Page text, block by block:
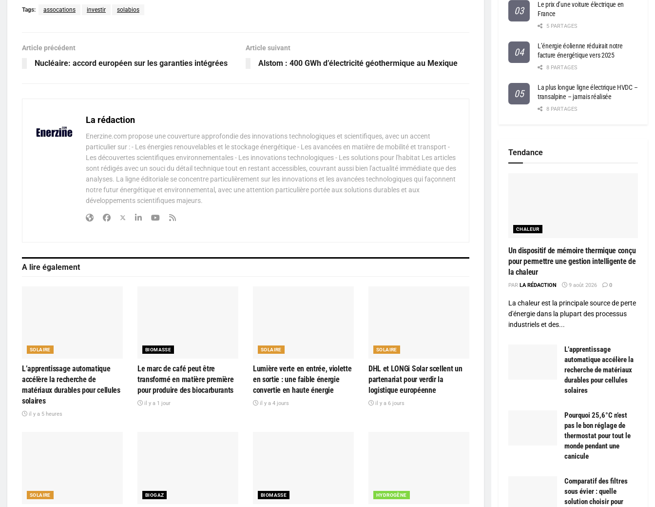
Tags: assocations investir solabios
Article précédent
Nucléaire: accord européen sur les garanties intégrées
Article suivant
Alstom : 400 GWh d’électricité géothermique au Mexique
La rédaction
Enerzine.com propose une couverture approfondie des innovations technologiques et scientifiques, avec un accent
particulier sur : - Les énergies renouvelables et le stockage énergétique - Les avancées en matière de mobilité et transport -
Les découvertes scientifiques environnementales - Les innovations technologiques - Les solutions pour l'habitat Les articles
sont rédigés avec un souci du détail technique tout en restant accessibles, couvrant aussi bien l'actualité immédiate que des
analyses. La ligne éditoriale se concentre particulièrement sur les innovations et les avancées technologiques qui façonnent
notre futur énergétique et environnemental, avec une attention particulière portée aux solutions durables et aux
développements scientifiques majeurs.
A lire également
SOLAIRE
L’apprentissage automatique
accélère la recherche de
matériaux durables pour cellules
solaires
il y a 5 heures
BIOMASSE
Le marc de café peut être
transformé en matière première
pour produire des biocarburants
il y a 1 jour
SOLAIRE
Lumière verte en entrée, violette
en sortie : une faible énergie
convertie en haute énergie
il y a 4 jours
SOLAIRE
DHL et LONGi Solar scellent un
partenariat pour verdir la
logistique européenne
il y a 6 jours
SOLAIRE BIOGAZ BIOMASSE HYDROGÈNE
Le prix d’une voiture électrique en
France
5 PARTAGES
L’énergie éolienne réduirait notre
facture énergétique vers 2025
8 PARTAGES
La plus longue ligne électrique HVDC –
transalpine – jamais réalisée
8 PARTAGES
Tendance
CHALEUR
Un dispositif de mémoire thermique conçu
pour permettre une gestion intelligente de
la chaleur
PAR LA RÉDACTION 9 août 2026 0
La chaleur est la principale source de perte
d'énergie dans la plupart des processus
industriels et des...
L’apprentissage
automatique accélère la
recherche de matériaux
durables pour cellules
solaires
Pourquoi 25,6°C n’est
pas le bon réglage de
thermostat pour tout le
monde pendant une
canicule
Comparatif des filtres
sous évier : quelle
solution choisir pour